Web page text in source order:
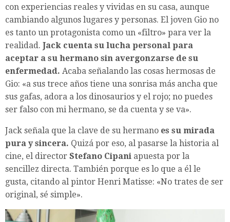
con experiencias reales y vividas en su casa, aunque
cambiando algunos lugares y personas. El joven Gio no
es tanto un protagonista como un «filtro» para ver la
realidad. Jack cuenta su lucha personal para
aceptar a su hermano sin avergonzarse de su
enfermedad. Acaba señalando las cosas hermosas de
Gio: «a sus trece años tiene una sonrisa más ancha que
sus gafas, adora a los dinosaurios y el rojo; no puedes
ser falso con mi hermano, se da cuenta y se va».
Jack señala que la clave de su hermano es su mirada
pura y sincera. Quizá por eso, al pasarse la historia al
cine, el director Stefano Cipani apuesta por la
sencillez directa. También porque es lo que a él le
gusta, citando al pintor Henri Matisse: «No trates de ser
original, sé simple».